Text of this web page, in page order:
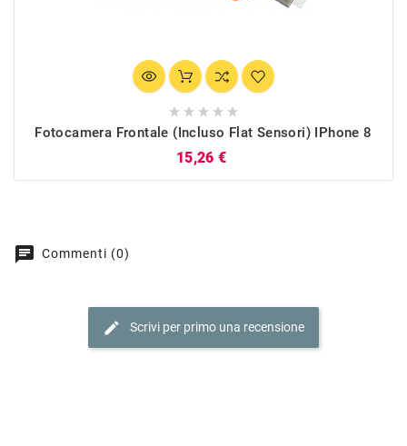
    
Fotocamera Frontale (incluso Flat Sensori) IPhone 8
15,26 €
chat Commenti (0)
edit Scrivi per primo una recensione